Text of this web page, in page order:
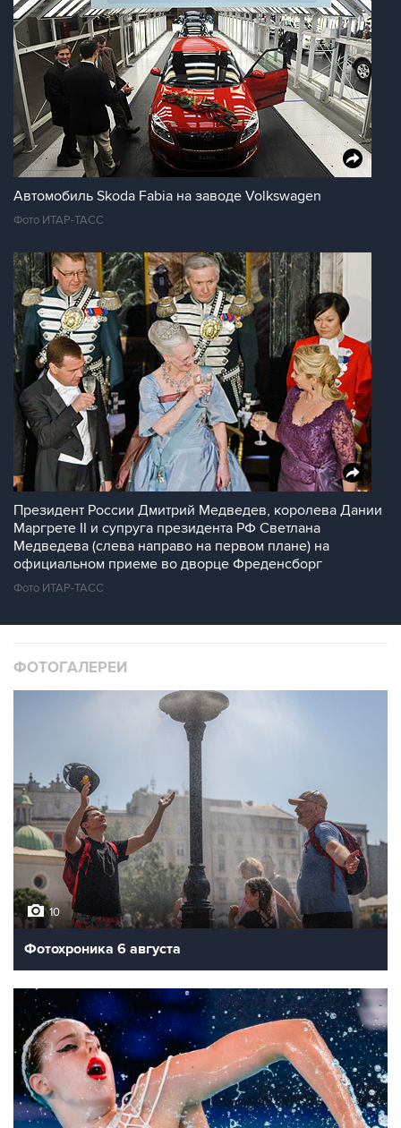
Автомобиль Skoda Fabia на заводе Volkswagen
Фото ИТАР-ТАСС
Президент России Дмитрий Медведев, королева Дании
Маргрете II и супруга президента РФ Светлана
Медведева (слева направо на первом плане) на
официальном приеме во дворце Фреденсборг
Фото ИТАР-ТАСС
ФОТОГАЛЕРЕИ
10
Фотохроника 6 августа